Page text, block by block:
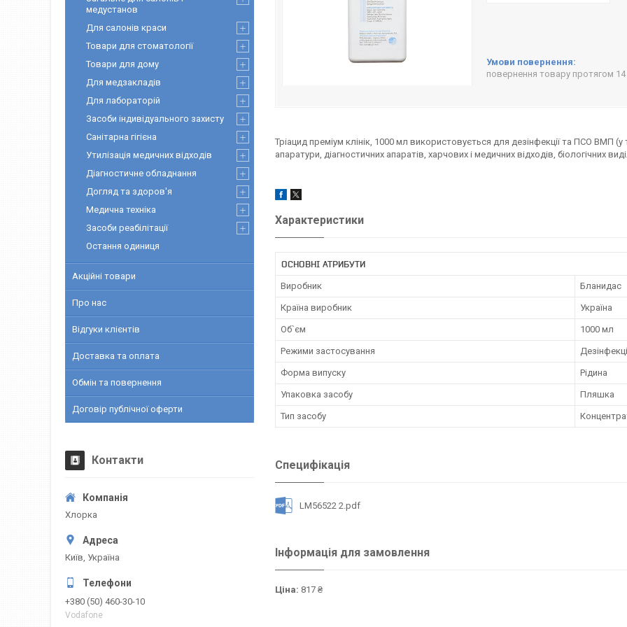
повернення товару протягом
Тріацид преміум клінік, 1000 мл використовується для дезінфекції та ПСО ВМП
апаратури, діагностичних апаратів, харчових і медичних відходів, біологічних
Характеристики
ОСНОВНІ АТРИБУТИ
Виробник Бланидас
Країна виробник Україна
Об`єм 1000 мл
Режими застосування
Форма випуску Рідина
Упаковка засобу Пляшка
Тип засобу
Специфікація
LM56522 2.pdf
Інформація для замовлення
Ціна: 817 ₴
медустанов
Для салонів краси
Товари для стоматології
Товари для дому
Для медзакладів
Для лабораторій
Засоби індивідуального захисту
Санітарна гігієна
Утилізація медичних відходів
Діагностичне обладнання
Догляд та здоров'я
Медична техніка
Засоби реабілітації
Остання одиниця
Акційні товари
Про нас
Відгуки клієнтів
Доставка та оплата
Обмін та повернення
Договір публічної оферти
Контакти
Хлорка
Київ, Україна
+380 (50) 460-30-10
Vodafone